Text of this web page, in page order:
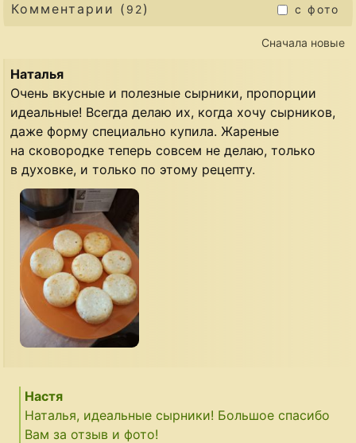
Комментарии ( 92) с фото
Сначала новые
Наталья
Очень вкусные и полезные сырники, пропорции
идеальные! Всегда делаю их, когда хочу сырников,
даже форму специально купила. Жареные
на сковородке теперь совсем не делаю, только
в духовке, и только по этому рецепту.
Настя
Наталья, идеальные сырники! Большое спасибо
Вам за отзыв и фото!